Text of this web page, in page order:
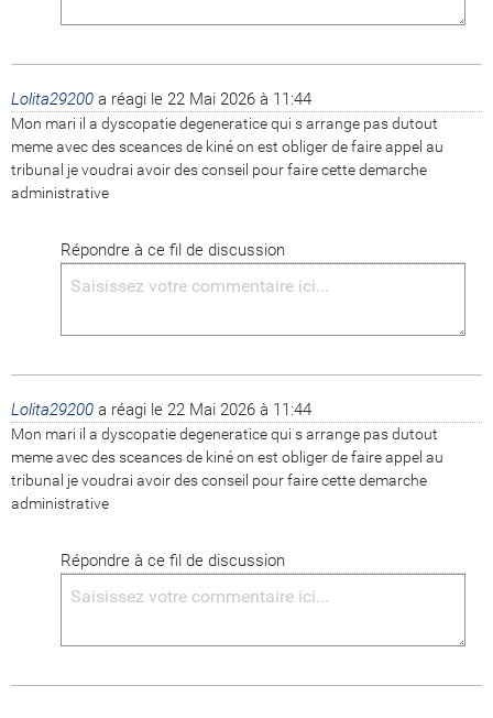
Lolita29200 a réagi le 22 Mai 2026 à 11:44
Mon mari il a dyscopatie degeneratice qui s arrange pas dutout
meme avec des sceances de kiné on est obliger de faire appel au
tribunal je voudrai avoir des conseil pour faire cette demarche
administrative
Répondre à ce fil de discussion
Lolita29200 a réagi le 22 Mai 2026 à 11:44
Mon mari il a dyscopatie degeneratice qui s arrange pas dutout
meme avec des sceances de kiné on est obliger de faire appel au
tribunal je voudrai avoir des conseil pour faire cette demarche
administrative
Répondre à ce fil de discussion